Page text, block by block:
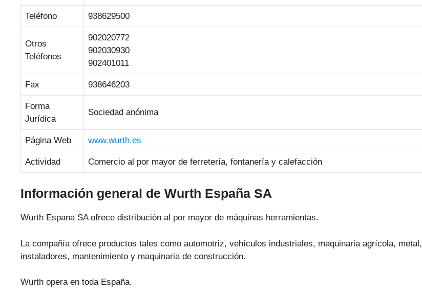
Teléfono 938629500
Otros
Teléfonos
902020772
902030930
902401011
Fax 938646203
Forma
Jurídica
Sociedad anónima
Página Web www.wurth.es
Actividad Comercio al por mayor de ferretería, fontanería y calefacción
Información general de Wurth España SA
Wurth Espana SA ofrece distribución al por mayor de máquinas herramientas.
La compañía ofrece productos tales como automotriz, vehículos industriales, maquinaria agrícola, metal,
instaladores, mantenimiento y maquinaria de construcción.
Wurth opera en toda España.